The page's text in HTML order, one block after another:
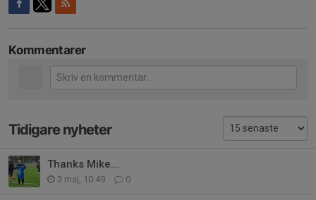
Kommentarer
Tidigare nyheter
Thanks Mike...
3 maj, 10:49 0